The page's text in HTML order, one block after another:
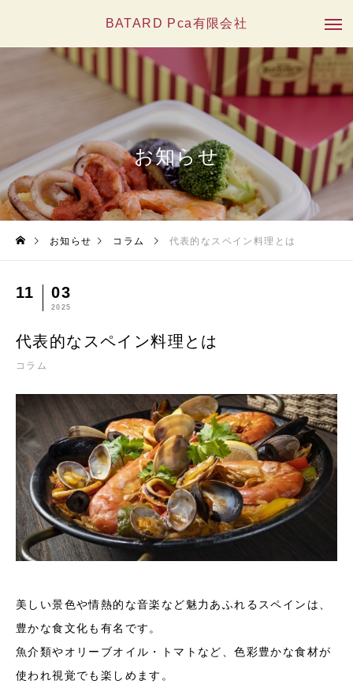
BATARD Pca有限会社
お知らせ
お知らせ コラム 代表的なスペイン料理とは
11 03
2025
代表的なスペイン料理とは
コラム
美しい景色や情熱的な音楽など魅力あふれるスペインは、
豊かな食文化も有名です。
魚介類やオリーブオイル・トマトなど、色彩豊かな食材が
使われ視覚でも楽しめます。